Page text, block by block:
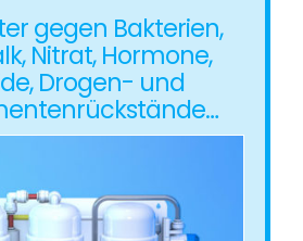
gegen Bakterien,
Nitrat, Hormone,
Drogen- und